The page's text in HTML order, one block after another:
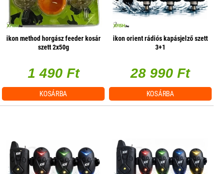
ikon method horgász feeder kosár
szett 2x50g
1 490 Ft
KOSÁRBA
ikon orient rádiós kapásjelző szett
3+1
28 990 Ft
KOSÁRBA